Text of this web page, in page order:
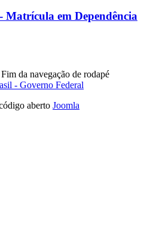
Matrícula em Dependência
Fim da navegação de rodapé
aberto Joomla